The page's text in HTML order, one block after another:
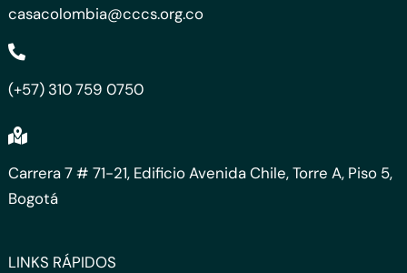
casacolombia@cccs.org.co
(+57) 310 759 0750
Carrera 7 # 71-21, Edificio Avenida Chile, Torre A, Piso 5,
Bogotá
LINKS RÁPIDOS